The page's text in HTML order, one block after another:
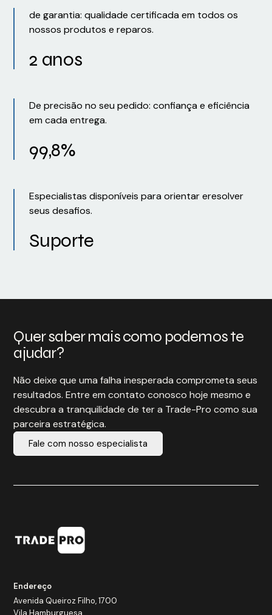
de garantia: qualidade certificada em todos os
nossos produtos e reparos.
2 anos
De precisão no seu pedido: confiança e eficiência
em cada entrega.
99,8%
Especialistas disponíveis para orientar eresolver
seus desafios.
Suporte
Quer saber mais como podemos te
ajudar?
Não deixe que uma falha inesperada comprometa seus
resultados. Entre em contato conosco hoje mesmo e
descubra a tranquilidade de ter a Trade-Pro como sua
parceira estratégica.
Fale com nosso especialista
Endereço
Avenida Queiroz Filho, 1700